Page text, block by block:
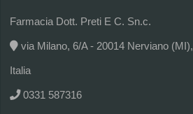
Farmacia Dott. Preti E C. Sn.c.
via Milano, 6/A - 20014 Nerviano (MI),
Italia
0331 587316